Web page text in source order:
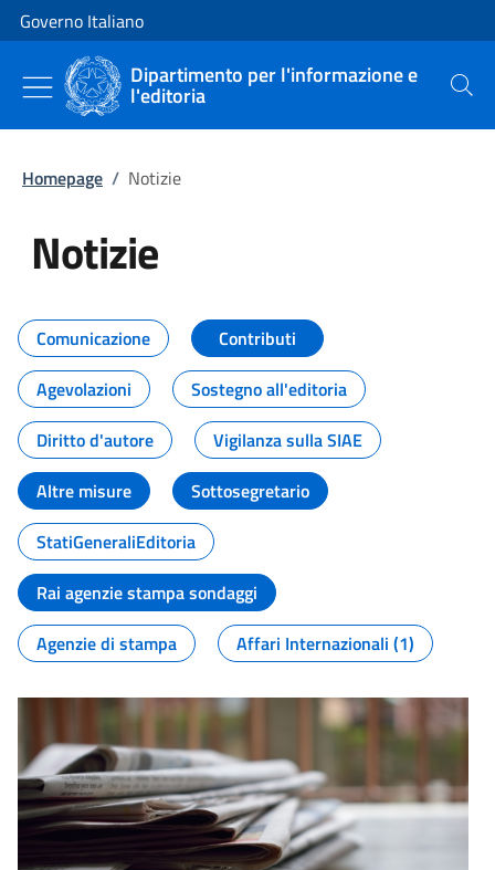
Vai al contenuto
Vai alla navigazione del sito
Governo Italiano
Dipartimento per l'informazione e
l'editoria Cerca
Homepage / Notizie
Notizie
Tutti i contenuti della pagina
Comunicazione
Contributi
Agevolazioni
Sostegno all'editoria
Diritto d'autore
Vigilanza sulla SIAE
Altre misure
Sottosegretario
StatiGeneraliEditoria
Rai agenzie stampa sondaggi
Agenzie di stampa
Affari Internazionali (1)